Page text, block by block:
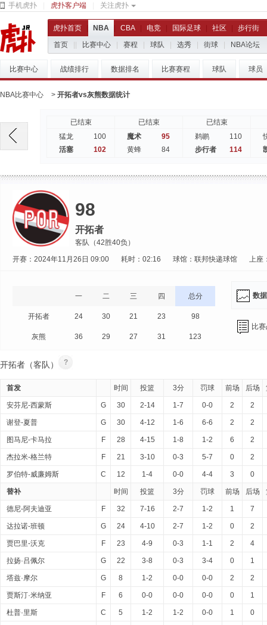
手机虎扑 虎扑客户端 关注虎扑
虎扑首页 NBA CBA 电竞 国际足球 社区
步行街
首页
比赛中心 赛程 球队 选秀 街球 NBA论坛
比赛中心 战绩排行 数据排名 比赛赛程 球队 球员
NBA比赛中心 > 开拓者vs灰熊数据统计
已结束
猛龙
100
活塞
102
已结束
魔术
95
黄蜂
84
已结束
鹈鹕
110
步行者
114
98
开拓者
客队（42胜40负）
开赛：2024年11月26日 09:00
耗时：02:16 球馆：联邦快递球馆 上座
一 二 三 四 总分
开拓者 24 30 21 23 98
灰熊 36 29 27 31 123
数
比
开拓者（客队） ?
首发 时间 投篮 3分 罚球 前场 后场
安芬尼-西蒙斯 G 30 2-14 1-7 0-0 2 2
谢登-夏普 G 30 4-12 1-6 6-6 2 2
图马尼-卡马拉 F 28 4-15 1-8 1-2 6 2
杰拉米-格兰特 F 21 3-10 0-3 5-7 0 2
罗伯特-威廉姆斯 C 12 1-4 0-0 4-4 3 0
替补 时间 投篮 3分 罚球 前场 后场
德尼-阿夫迪亚 F 32 7-16 2-7 1-2 1 7
达拉诺-班顿 G 24 4-10 2-7 1-2 0 2
贾巴里-沃克 F 23 4-9 0-3 1-1 2 4
拉扬·吕佩尔 G 22 3-8 0-3 3-4 0 1
塔兹·摩尔 G 8 1-2 0-0 0-0 2 2
贾斯汀·米纳亚 F 6 0-0 0-0 0-0 0 1
杜普·里斯 C 5 1-2 1-2 0-0 1 0